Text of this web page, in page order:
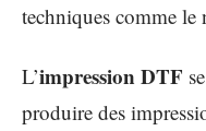
techniques comme le
L’impression DTF
produire des